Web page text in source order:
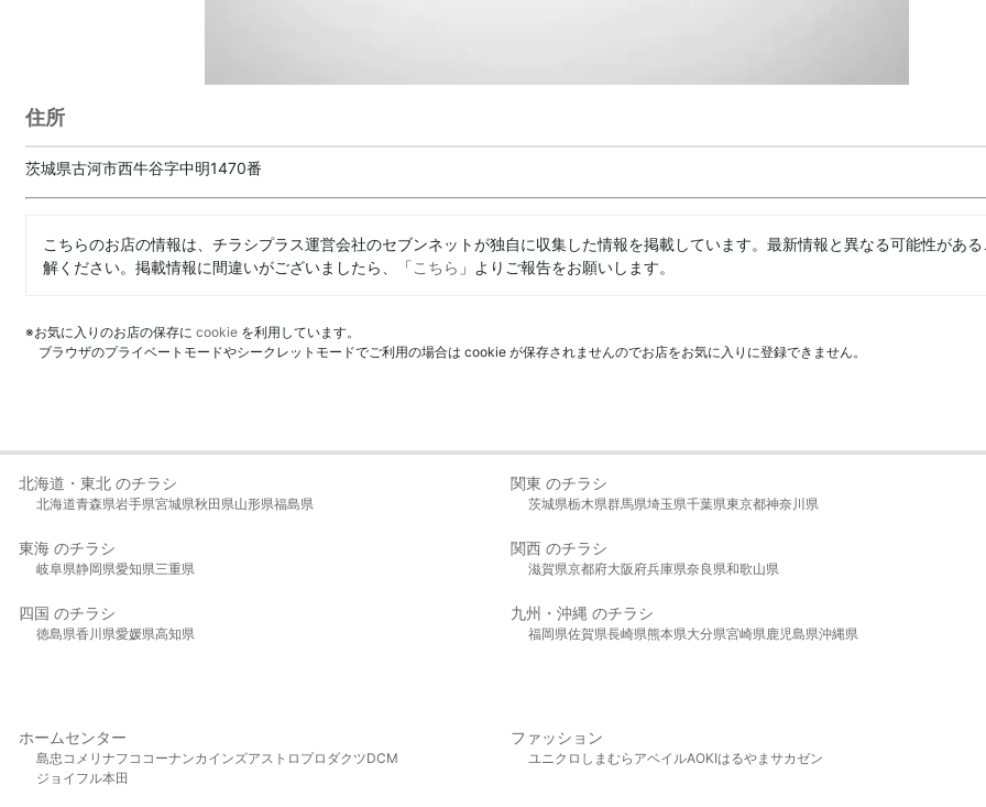
住所
茨城県古河市西牛谷字中明1470番
こちらのお店の情報は、チラシプラス運営会社のセブンネットが独自に収集した情報を掲載しています。最新情報と異なる可能性があ
解ください。掲載情報に間違いがございましたら、「こちら 」よりご報告をお願いします。
※お気に入りのお店の保存に cookie を利用しています。
ブラウザのプライベートモードやシークレットモードでご利用の場合は cookie が保存されませんのでお店をお気に入りに登録できません。
北海道・東北 のチラシ
北海道青森県岩手県宮城県秋田県山形県福島県
関東 のチラシ
茨城県栃木県群馬県埼玉県千葉県東京都神奈川県
東海 のチラシ
岐阜県静岡県愛知県三重県
関西 のチラシ
滋賀県京都府大阪府兵庫県奈良県和歌山県
四国 のチラシ
徳島県香川県愛媛県高知県
九州・沖縄 のチラシ
福岡県佐賀県長崎県熊本県大分県宮崎県鹿児島県沖縄県
ホームセンター
島忠 コメリ ナフコ コーナンカインズアストロプロダクツDCM
ジョイフル本田
ファッション
ユニクロ しまむら アベイルAOKIはるやま サカゼン